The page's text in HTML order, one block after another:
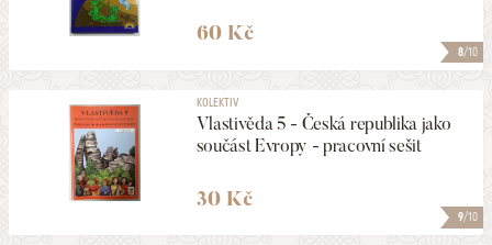
8/10
60 Kč
9/10
KOLEKTIV
Vlastivěda 5 - Česká republika jako
součást Evropy - pracovní sešit
30 Kč